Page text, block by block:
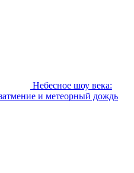
Небесное шоу века:
и метеорный дождь